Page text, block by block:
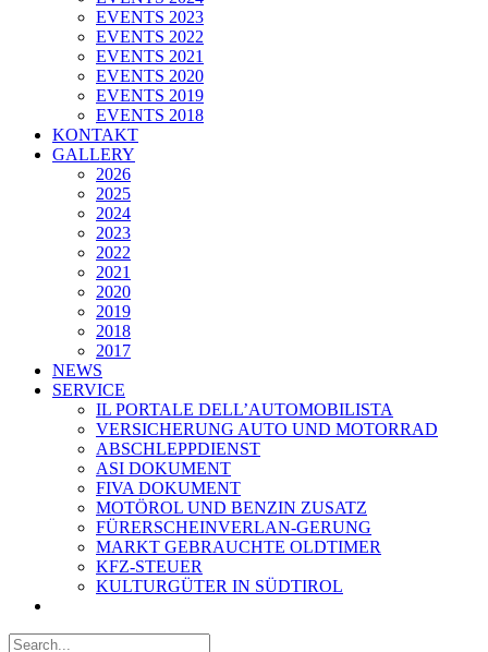
EVENTS 2023
EVENTS 2022
EVENTS 2021
EVENTS 2020
EVENTS 2019
EVENTS 2018
KONTAKT
GALLERY
2026
2025
2024
2023
2022
2021
2020
2019
2018
2017
NEWS
SERVICE
IL PORTALE DELL’AUTOMOBILISTA
VERSICHERUNG AUTO UND MOTORRAD
ABSCHLEPPDIENST
ASI DOKUMENT
FIVA DOKUMENT
MOTÖROL UND BENZIN ZUSATZ
FÜRERSCHEINVERLAN-GERUNG
MARKT GEBRAUCHTE OLDTIMER
KFZ-STEUER
KULTURGÜTER IN SÜDTIROL
Search